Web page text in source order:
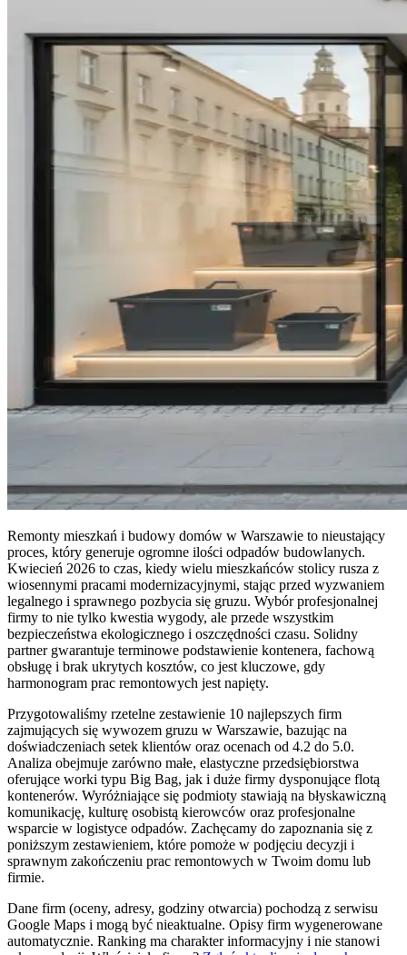
Remonty mieszkań i budowy domów w Warszawie to nieustający
proces, który generuje ogromne ilości odpadów budowlanych.
Kwiecień 2026 to czas, kiedy wielu mieszkańców stolicy rusza z
wiosennymi pracami modernizacyjnymi, stając przed wyzwaniem
legalnego i sprawnego pozbycia się gruzu. Wybór profesjonalnej
firmy to nie tylko kwestia wygody, ale przede wszystkim
bezpieczeństwa ekologicznego i oszczędności czasu. Solidny
partner gwarantuje terminowe podstawienie kontenera, fachową
obsługę i brak ukrytych kosztów, co jest kluczowe, gdy
harmonogram prac remontowych jest napięty.
Przygotowaliśmy rzetelne zestawienie 10 najlepszych firm
zajmujących się wywozem gruzu w Warszawie, bazując na
doświadczeniach setek klientów oraz ocenach od 4.2 do 5.0.
Analiza obejmuje zarówno małe, elastyczne przedsiębiorstwa
oferujące worki typu Big Bag, jak i duże firmy dysponujące flotą
kontenerów. Wyróżniające się podmioty stawiają na błyskawiczną
komunikację, kulturę osobistą kierowców oraz profesjonalne
wsparcie w logistyce odpadów. Zachęcamy do zapoznania się z
poniższym zestawieniem, które pomoże w podjęciu decyzji i
sprawnym zakończeniu prac remontowych w Twoim domu lub
firmie.
Dane firm (oceny, adresy, godziny otwarcia) pochodzą z serwisu
Google Maps i mogą być nieaktualne. Opisy firm wygenerowane
automatycznie. Ranking ma charakter informacyjny i nie stanowi